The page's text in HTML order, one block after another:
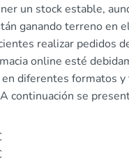
un stock estable,
ganando terreno en
realizar pedidos
online esté
diferentes formatos
continuación se